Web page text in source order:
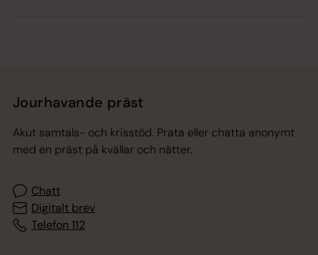
Jourhavande präst
Akut samtals- och krisstöd. Prata eller chatta anonymt
med en präst på kvällar och nätter.
Chatt
Digitalt brev
Telefon 112